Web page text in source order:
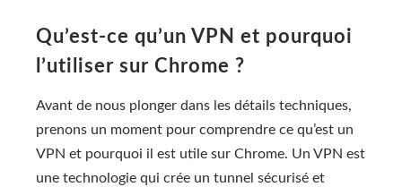
Qu’est-ce qu’un VPN et pourquoi
l’utiliser sur Chrome ?
Avant de nous plonger dans les détails techniques,
prenons un moment pour comprendre ce qu’est un
VPN et pourquoi il est utile sur Chrome. Un VPN est
une technologie qui crée un tunnel sécurisé et